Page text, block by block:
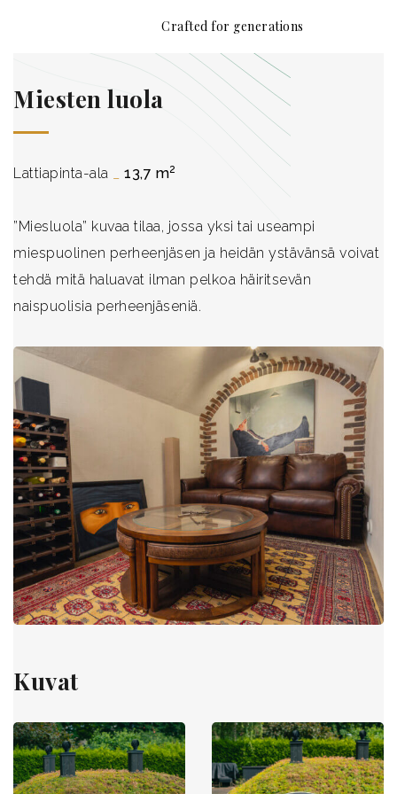
Crafted for generations
Rakentaminen
Referenssit
Puolustusteollisuus
Yhteystiedot
Houses
Suomi
Miesten luola
Lattiapinta-ala 13,7 m2
”Miesluola” kuvaa tilaa, jossa yksi tai useampi
miespuolinen perheenjäsen ja heidän ystävänsä voivat
tehdä mitä haluavat ilman pelkoa häiritsevän
naispuolisia perheenjäseniä.
Kuvat